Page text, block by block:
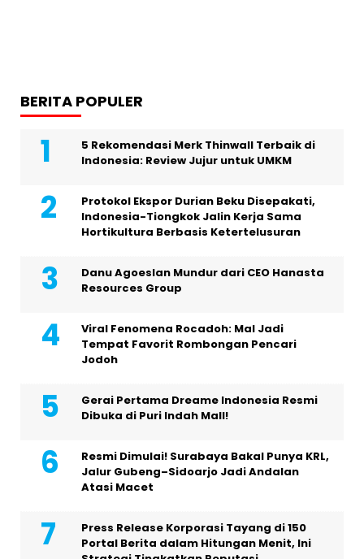
BERITA POPULER
5 Rekomendasi Merk Thinwall Terbaik di
Indonesia: Review Jujur untuk UMKM
Protokol Ekspor Durian Beku Disepakati,
Indonesia-Tiongkok Jalin Kerja Sama
Hortikultura Berbasis Ketertelusuran
Danu Agoeslan Mundur dari CEO Hanasta
Resources Group
Viral Fenomena Rocadoh: Mal Jadi
Tempat Favorit Rombongan Pencari
Jodoh
Gerai Pertama Dreame Indonesia Resmi
Dibuka di Puri Indah Mall!
Resmi Dimulai! Surabaya Bakal Punya KRL,
Jalur Gubeng–Sidoarjo Jadi Andalan
Atasi Macet
Press Release Korporasi Tayang di 150
Portal Berita dalam Hitungan Menit, Ini